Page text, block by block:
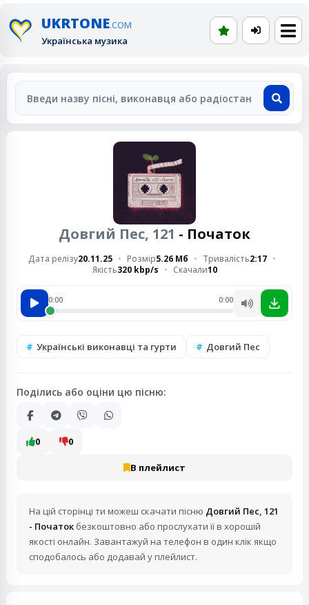
UKRTONE.COM
Українська музика
Довгий Пес, 121 - Початок
Дата релізу20.11.25 Розмір5.26 Мб Тривалість2:17
Якість320 kbp/s Скачали10
0:00 0:00
Українські виконавці та гурти Довгий Пес
Поділись або оціни цю пісню:
0 0
В плейлист
На цій сторінці ти можеш скачати пісню Довгий Пес, 121
- Початок безкоштовно або прослухати її в хорошій
якості онлайн. Завантажуй на телефон в один клік якщо
сподобалось або додавай у плейлист.